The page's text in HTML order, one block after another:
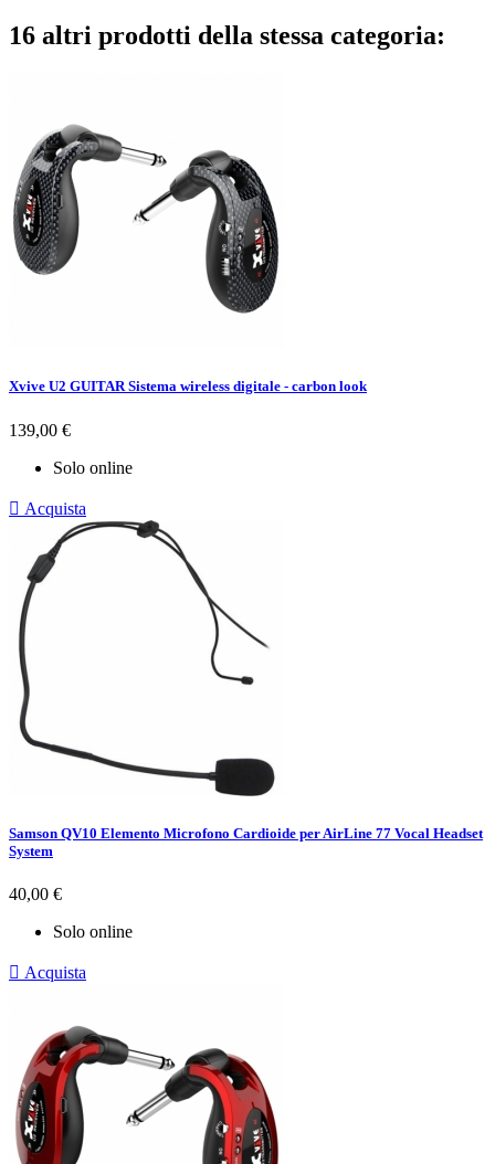
16 altri prodotti della stessa categoria:
Xvive U2 GUITAR Sistema wireless digitale - carbon look
Prezzo
139,00 €
Solo online
 Acquista
Samson QV10 Elemento Microfono Cardioide per AirLine 77 Vocal Headset
System
Prezzo
40,00 €
Solo online
 Acquista